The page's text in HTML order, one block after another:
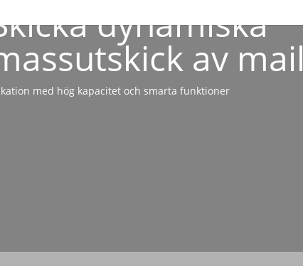
dynamiska
av mail
med hög kapacitet och smarta funktioner